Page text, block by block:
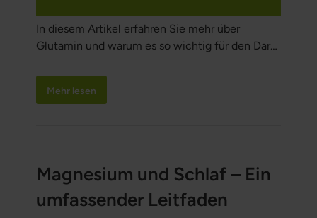
In diesem Artikel erfahren Sie mehr über
Glutamin und warum es so wichtig für den Darm
Mehr lesen
Magnesium und Schlaf – Ein
umfassender Leitfaden